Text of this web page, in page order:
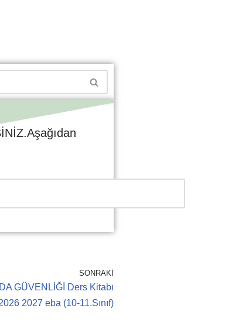
SONRAKI
GÜVENLİĞİ Ders Kitabı
2027 eba (10-11.Sınıf)